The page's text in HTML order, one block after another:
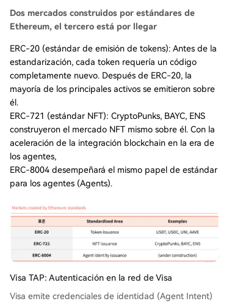
Dos mercados construidos por estándares de
Ethereum, el tercero está por llegar
ERC-20 (estándar de emisión de tokens): Antes de la
estandarización, cada token requería un código
completamente nuevo. Después de ERC-20, la
mayoría de los principales activos se emitieron sobre
él.
ERC-721 (estándar NFT): CryptoPunks, BAYC, ENS
construyeron el mercado NFT mismo sobre él. Con la
aceleración de la integración blockchain en la era de
los agentes,
ERC-8004 desempeñará el mismo papel de estándar
para los agentes (Agents).
Visa TAP: Autenticación en la red de Visa
Visa emite credenciales de identidad (Agent Intent)